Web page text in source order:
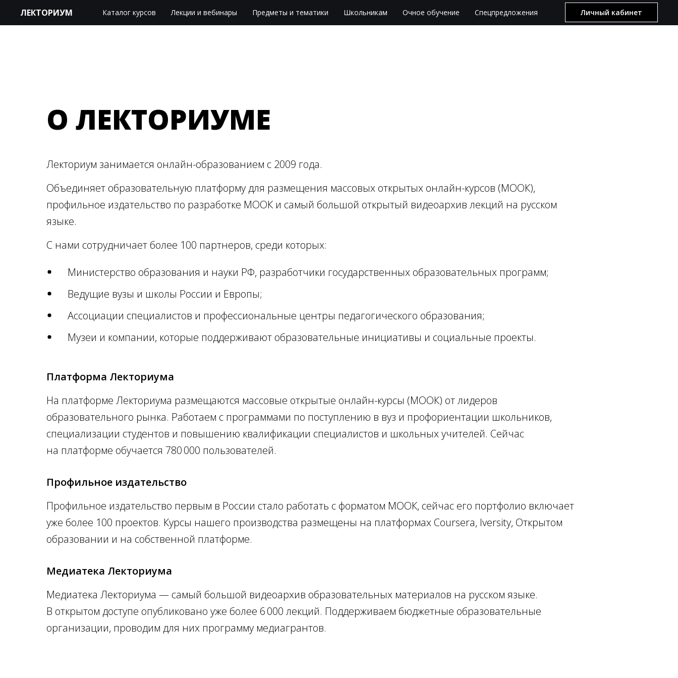
ЛЕКТОРИУМ Каталог курсов Лекции и вебинары Предметы и тематики Школьникам Очное обучение Спецпредложения Личный кабинет
О ЛЕКТОРИУМЕ
Лекториум занимается онлайн-образованием с 2009 года.
Объединяет образовательную платформу для размещения массовых открытых онлайн-курсов (МООК),
профильное издательство по разработке МООК и самый большой открытый видеоархив лекций на русском
языке.
С нами сотрудничает более 100 партнеров, среди которых:
Министерство образования и науки РФ, разработчики государственных образовательных программ;
Ведущие вузы и школы России и Европы;
Ассоциации специалистов и профессиональные центры педагогического образования;
Музеи и компании, которые поддерживают образовательные инициативы и социальные проекты.
Платформа Лекториума
На платформе Лекториума размещаются массовые открытые онлайн-курсы (МООК) от лидеров
образовательного рынка. Работаем с программами по поступлению в вуз и профориентации школьников,
специализации студентов и повышению квалификации специалистов и школьных учителей. Сейчас
на платформе обучается 780 000 пользователей.
Профильное издательство
Профильное издательство первым в России стало работать с форматом МООК, сейчас его портфолио включает
уже более 100 проектов. Курсы нашего производства размещены на платформах Coursera, Iversity, Открытом
образовании и на собственной платформе.
Медиатека Лекториума
Медиатека Лекториума — самый большой видеоархив образовательных материалов на русском языке.
В открытом доступе опубликовано уже более 6 000 лекций. Поддерживаем бюджетные образовательные
организации, проводим для них программу медиагрантов.